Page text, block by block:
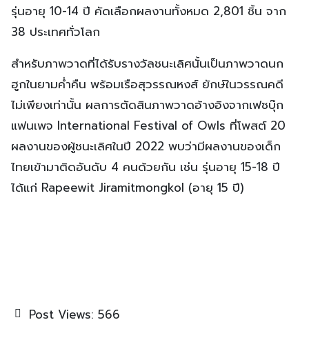
รุ่นอายุ 10-14 ปี คัดเลือกผลงานทั้งหมด 2,801 ชิ้น จาก
38 ประเทศทั่วโลก
สำหรับภาพวาดที่ได้รับรางวัลชนะเลิศนั้นเป็นภาพวาดนก
ฮูกในยามค่ำคืน พร้อมเรือสุวรรณหงส์ ยักษ์ในวรรณคดี
ไม่เพียงเท่านั้น ผลการตัดสินภาพวาดอ้างอิงจากเฟซบุ๊ก
แฟนเพจ International Festival of Owls ที่โพสต์ 20
ผลงานของผู้ชนะเลิศในปี 2022 พบว่ามีผลงานของเด็ก
ไทยเข้ามาติดอันดับ 4 คนด้วยกัน เช่น รุ่นอายุ 15-18 ปี
ได้แก่ Rapeewit Jiramitmongkol (อายุ 15 ปี)
Post Views: 566